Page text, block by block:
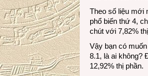
Theo số liệu mới
phổ biến thứ 4,
chút với 7,82%
Vậy bạn có
8.1, là ai không?
12,92% thị phần.